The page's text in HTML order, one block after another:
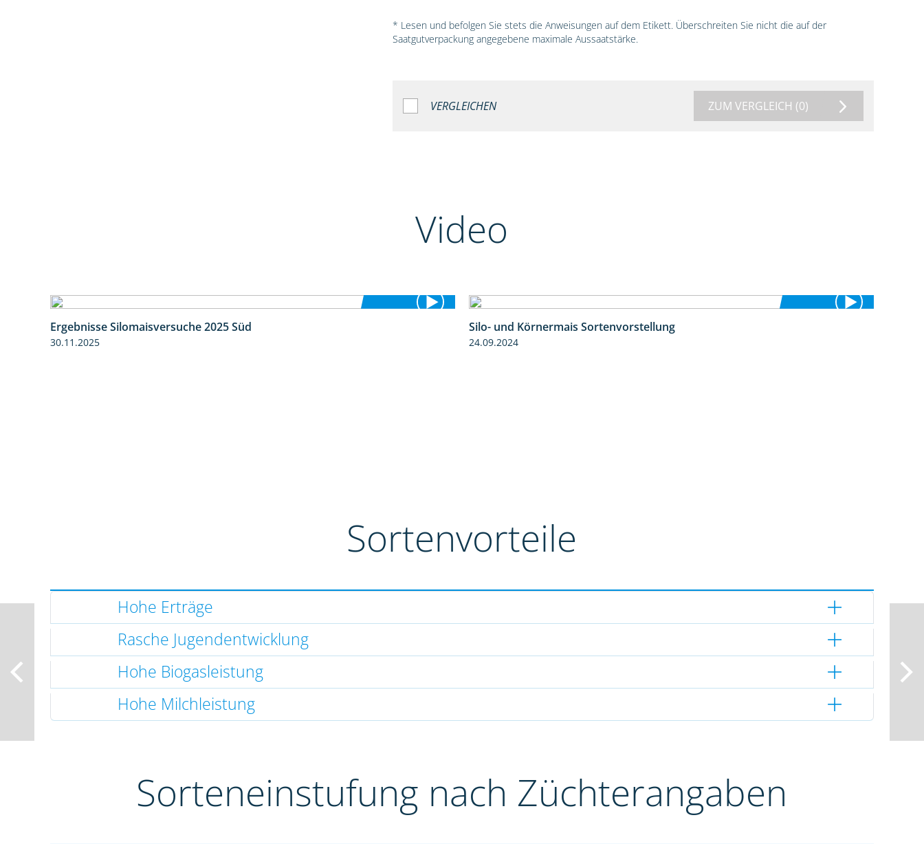
* Lesen und befolgen Sie stets die Anweisungen auf dem Etikett. Überschreiten Sie nicht die auf der
Saatgutverpackung angegebene maximale Aussaatstärke.
VERGLEICHEN ZUM VERGLEICH (0)
Video
Ergebnisse Silomaisversuche 2025 Süd
30.11.2025
Silo- und Körnermais Sortenvorstellung
24.09.2024
Sortenvorteile
Hohe Erträge
Rasche Jugendentwicklung
Hohe Biogasleistung
Hohe Milchleistung
Sorteneinstufung nach Züchterangaben